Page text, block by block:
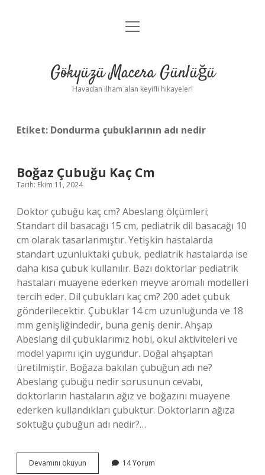
Anasayfa
Yasal Uyarı
menüyü
Gökyüzü Macera Günlüğü
Havadan ilham alan keyifli hikayeler!
Etiket: Dondurma çubuklarının adı nedir
Boğaz Çubuğu Kaç Cm
Tarih: Ekim 11, 2024
Doktor çubuğu kaç cm? Abeslang ölçümleri;
Standart dil basacağı 15 cm, pediatrik dil basacağı 10
cm olarak tasarlanmıştır. Yetişkin hastalarda
standart uzunluktaki çubuk, pediatrik hastalarda ise
daha kısa çubuk kullanılır. Bazı doktorlar pediatrik
hastaları muayene ederken meyve aromalı modelleri
tercih eder. Dil çubukları kaç cm? 200 adet çubuk
gönderilecektir. Çubuklar 14 cm uzunluğunda ve 18
mm genişliğindedir, buna geniş denir. Ahşap
Abeslang dil çubuklarımız hobi, okul aktiviteleri ve
model yapımı için uygundur. Doğal ahşaptan
üretilmiştir. Boğaza bakılan çubuğun adı ne?
Abeslang çubuğu nedir sorusunun cevabı,
doktorların hastaların ağız ve boğazını muayene
ederken kullandıkları çubuktur. Doktorların ağıza
soktuğu çubuğun adı nedir?…
Devamını okuyun
Çubuğu
14 Yorum